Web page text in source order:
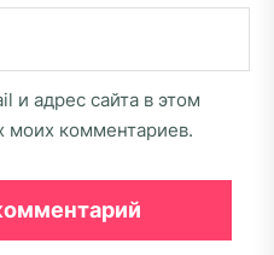
и адрес сайта в этом
моих комментариев.